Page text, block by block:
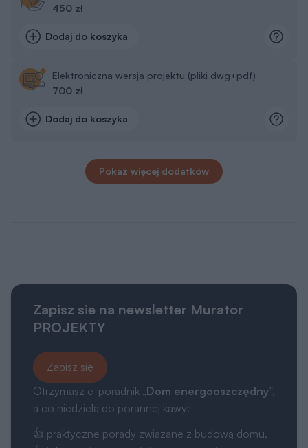
450 zł
Dodaj do koszyka
Elektroniczna wersja projektu (pliki dwg+pdf)
700 zł
Dodaj do koszyka
Pokaż więcej dodatków
Zapisz sie na newsletter Murator
PROJEKTY
Zapisz się
Otrzymasz e-poradnik „Dom energooszczędny”,
a co niedziela do porannej kawy:
👍 praktyczne porady związane z budową domu,